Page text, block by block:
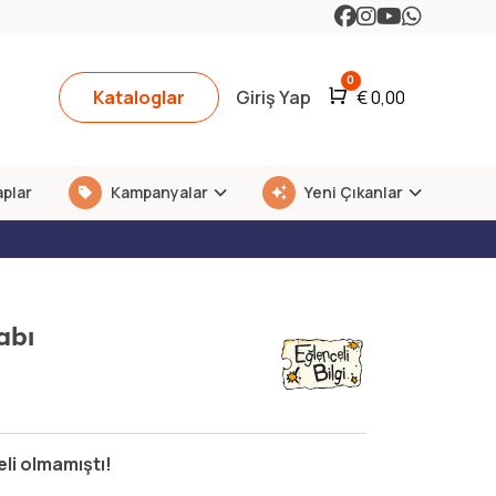
Kataloglar Giriş Yap Araba
0
€0,00
Kampanyalar Yeni Çıkanlar
olmamıştı!